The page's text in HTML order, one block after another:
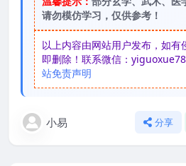
请勿模仿学习，仅供参考！
以上内容由网站用户发布，如有
即删除！联系微信：yiguoxue78
站免责声明
小易 分享